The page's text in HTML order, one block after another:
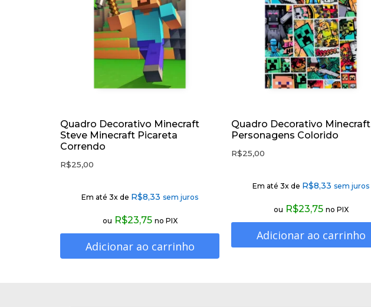
Quadro Decorativo Minecraft
Steve Minecraft Picareta
Correndo
R$25,00
Em até 3x de R$8,33 sem juros
ou R$23,75 no PIX
Adicionar ao carrinho
Quadro Decorativo Minecraft
Personagens Colorido
R$25,00
Em até 3x de R$8,33 sem juros
ou R$23,75 no PIX
Adicionar ao carrinho